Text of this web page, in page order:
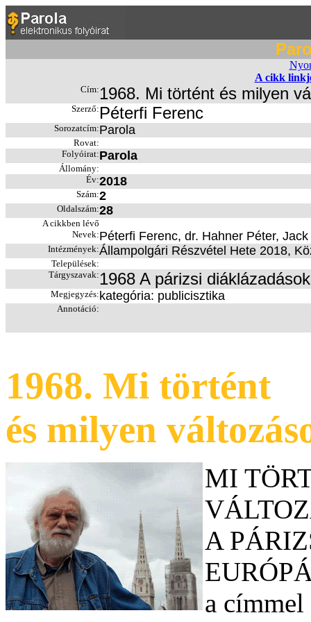
A cikk
Cím:1968. Mi történt és milyen
Szerző: Péterfi Ferenc
Sorozatcím:Parola
Rovat:
Folyóirat:Parola
Állomány:
Év:2018
Szám:2
Oldalszám:28
A cikkben lévő
Nevek:Péterfi Ferenc, dr. Hahner Péter,
Intézmények:Állampolgári Részvétel Hete 2018,
Települések:
Tárgyszavak:1968 A párizsi
Megjegyzés: kategória: publicisztika
Annotáció:
1968. Mi történt
és milyen
MI
A
a címmel